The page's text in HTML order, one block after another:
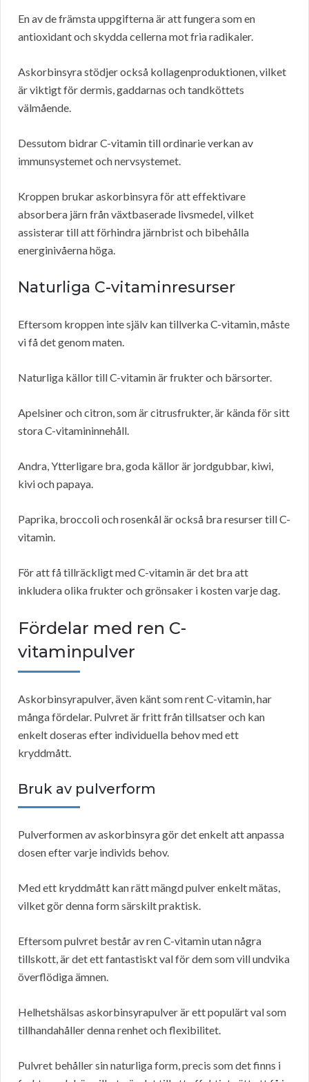
En av de främsta uppgifterna är att fungera som en
antioxidant och skydda cellerna mot fria radikaler.
Askorbinsyra stödjer också kollagenproduktionen, vilket
är viktigt för dermis, gaddarnas och tandköttets
välmående.
Dessutom bidrar C-vitamin till ordinarie verkan av
immunsystemet och nervsystemet.
Kroppen brukar askorbinsyra för att effektivare
absorbera järn från växtbaserade livsmedel, vilket
assisterar till att förhindra järnbrist och bibehålla
energinivåerna höga.
Naturliga C-vitaminresurser
Eftersom kroppen inte själv kan tillverka C-vitamin, måste
vi få det genom maten.
Naturliga källor till C-vitamin är frukter och bärsorter.
Apelsiner och citron, som är citrusfrukter, är kända för sitt
stora C-vitamininnehåll.
Andra, Ytterligare bra, goda källor är jordgubbar, kiwi,
kivi och papaya.
Paprika, broccoli och rosenkål är också bra resurser till C-
vitamin.
För att få tillräckligt med C-vitamin är det bra att
inkludera olika frukter och grönsaker i kosten varje dag.
Fördelar med ren C-
vitaminpulver
Askorbinsyrapulver, även känt som rent C-vitamin, har
många fördelar. Pulvret är fritt från tillsatser och kan
enkelt doseras efter individuella behov med ett
kryddmått.
Bruk av pulverform
Pulverformen av askorbinsyra gör det enkelt att anpassa
dosen efter varje individs behov.
Med ett kryddmått kan rätt mängd pulver enkelt mätas,
vilket gör denna form särskilt praktisk.
Eftersom pulvret består av ren C-vitamin utan några
tillskott, är det ett fantastiskt val för dem som vill undvika
överflödiga ämnen.
Helhetshälsas askorbinsyrapulver är ett populärt val som
tillhandahåller denna renhet och flexibilitet.
Pulvret behåller sin naturliga form, precis som det finns i